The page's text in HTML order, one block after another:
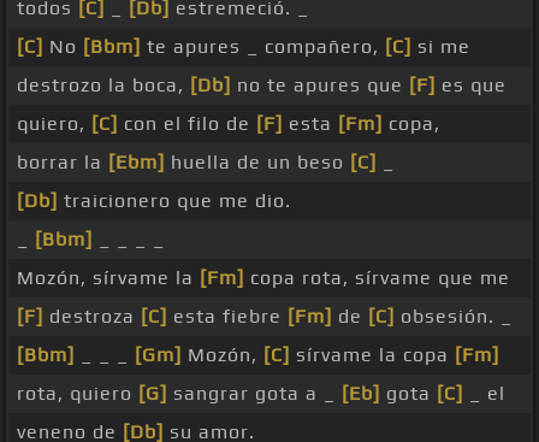
todos [C] [Db] estremeció. _
[C] No [Bbm] te apures _ compañero, [C] si me
destrozo la boca, [Db] no te apures que [F] es que
quiero, [C] con el filo de [F] esta [Fm] copa,
borrar la [Ebm] huella de un beso [C]
[Db] traicionero que me dio.
[Bbm]
Mozón, sírvame la [Fm] copa rota, sírvame que me
[F] destroza [C] esta fiebre [Fm] de [C] obsesión. _
[Bbm]
[Gm] Mozón, [C] sírvame la copa [Fm]
rota, quiero [G] sangrar gota a _ [Eb] gota [C]
_ el
veneno de [Db] su amor.